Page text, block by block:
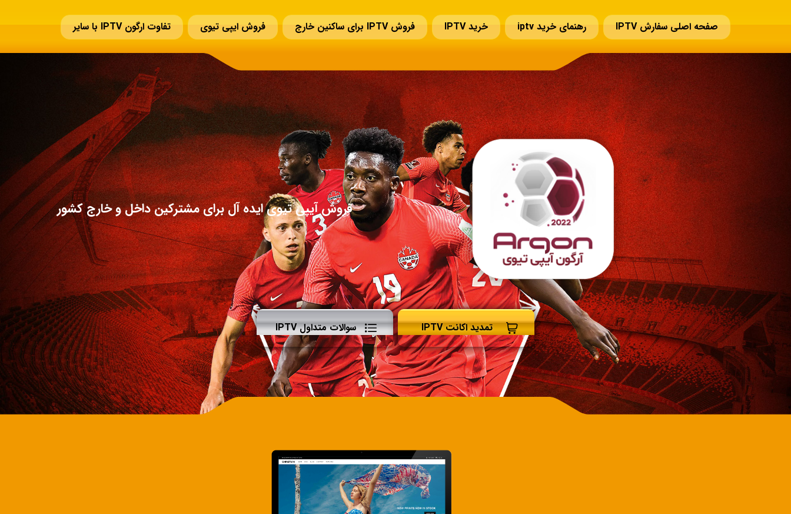
صفحه اصلی سفارش IPTV رهنمای خرید iptv خرید IPTV فروش IPTV برای ساکنین خارج فروش ایپی تیوی تفاوت ارگون IPTV با سایر
سوالات قبل از خرید IPTV تمدید IPTV تماس با ما
فروش آیپی تیوی ایده آل برای مشترکین داخل و خارج کشور
تمدید اکانت IPTV سوالات متداول IPTV